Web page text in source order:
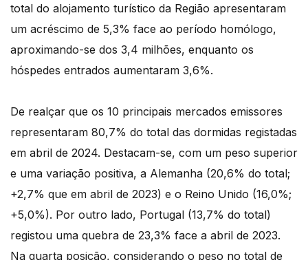
total do alojamento turístico da Região apresentaram
um acréscimo de 5,3% face ao período homólogo,
aproximando-se dos 3,4 milhões, enquanto os
hóspedes entrados aumentaram 3,6%.
De realçar que os 10 principais mercados emissores
representaram 80,7% do total das dormidas registadas
em abril de 2024. Destacam-se, com um peso superior
e uma variação positiva, a Alemanha (20,6% do total;
+2,7% que em abril de 2023) e o Reino Unido (16,0%;
+5,0%). Por outro lado, Portugal (13,7% do total)
registou uma quebra de 23,3% face a abril de 2023.
Na quarta posição, considerando o peso no total de